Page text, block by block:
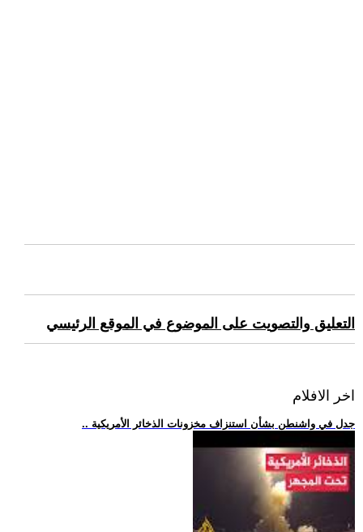
التعليق والتصويت على الموضوع في الموقع الرئيسي
اخر الافلام
.. جدل في واشنطن بشأن استنزاف مخزونات الذخائر الأمريكية